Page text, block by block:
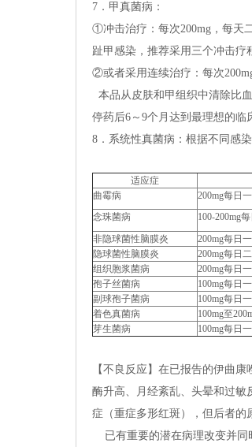
7．甲真菌病：
①冲击治疗：每次200mg，每天
趾甲感染，推荐采用三个冲击疗
②或者采用连续治疗：每次
本品从皮肤和甲组织中清除比
停药后6～9个月达到最理想的临
8．系统性真菌病：根据不同感
适应症
曲霉病
200mg每日
念珠菌病 100-200mg
非隐球菌性脑膜炎
200mg每日
隐球菌性脑膜炎 200mg每日
组织胞浆菌病
200mg每日
孢子丝菌病
100mg每日
副球孢子菌病
100mg每日
着色真菌病
100mg至
芽生菌病
100mg每日
【不良反应】在已报告的伊曲
酶升高、月经紊乱、头晕和过敏
症（重症多形红斑），但后者的
已有重要的潜在病理改变并同